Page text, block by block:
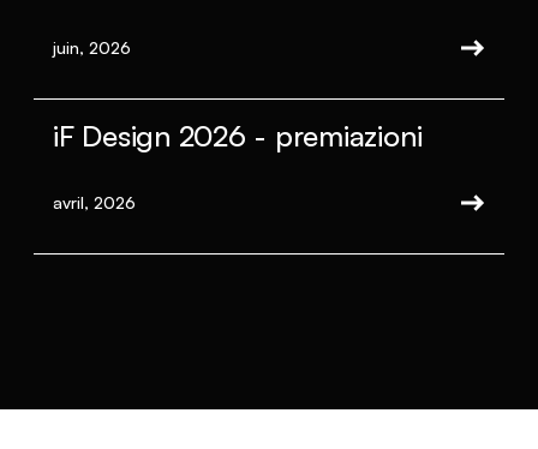
juin, 2026
iF Design 2026 - premiazioni
avril, 2026